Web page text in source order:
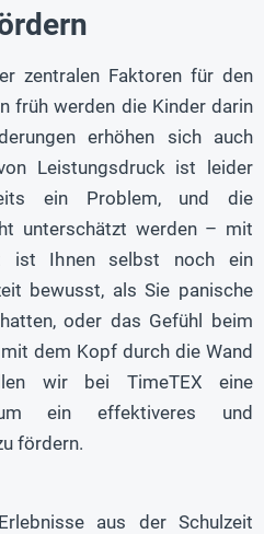
zentralen Faktoren für den
früh werden die Kinder darin
erhöhen sich auch
Leistungsdruck ist leider
ein Problem, und die
unterschätzt werden – mit
ist Ihnen selbst noch ein
bewusst, als Sie panische
oder das Gefühl beim
dem Kopf durch die Wand
wir bei TimeTEX eine
ein effektiveres und
fördern.
aus der Schulzeit